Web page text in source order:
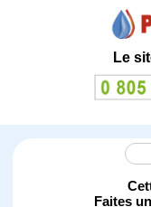
Le
Faites